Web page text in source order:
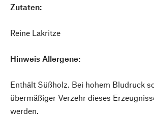
Zutaten:
Reine Lakritze
Hinweis Allergene:
Enthält Süßholz. Bei hohem Bludruck
übermäßiger Verzehr dieses
werden.